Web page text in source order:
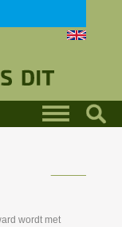
wordt met